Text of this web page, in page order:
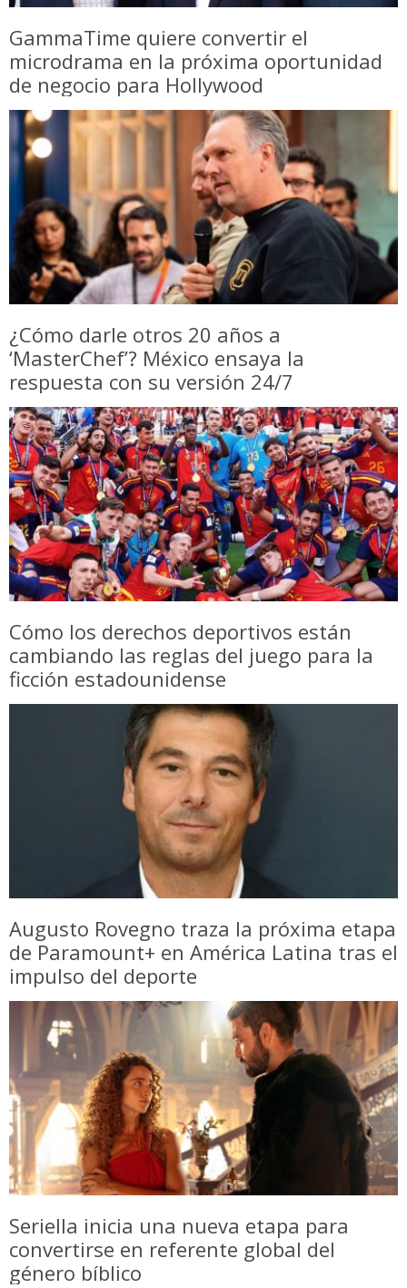
GammaTime quiere convertir el
microdrama en la próxima oportunidad
de negocio para Hollywood
¿Cómo darle otros 20 años a
‘MasterChef’? México ensaya la
respuesta con su versión 24/7
Cómo los derechos deportivos están
cambiando las reglas del juego para la
ficción estadounidense
Augusto Rovegno traza la próxima etapa
de Paramount+ en América Latina tras el
impulso del deporte
Seriella inicia una nueva etapa para
convertirse en referente global del
género bíblico